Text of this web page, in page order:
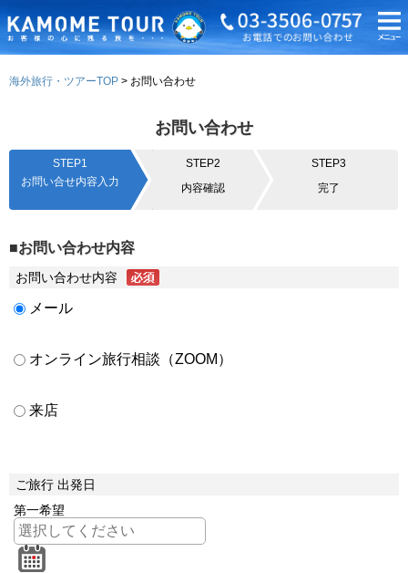
海外旅行・ツアーTOP お問い合わせ
お問い合わせ
STEP1
お問い合せ内容入力
STEP2
内容確認
STEP3
完了
■お問い合わせ内容
お問い合わせ内容
メール
オンライン旅行相談（ZOOM）
来店
ご旅行 出発日
第一希望